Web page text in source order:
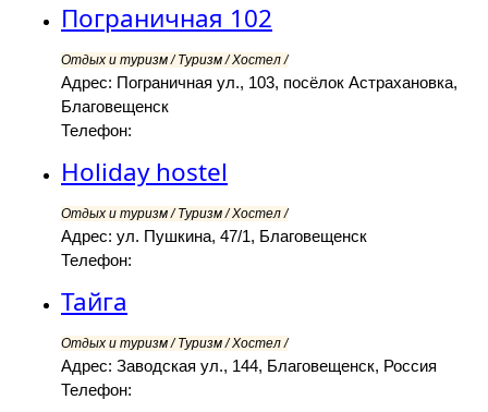
Пограничная 102
Отдых и туризм / Туризм / Хостел /
Адрес: Пограничная ул., 103, посёлок Астрахановка,
Благовещенск
Телефон:
Holiday hostel
Отдых и туризм / Туризм / Хостел /
Адрес: ул. Пушкина, 47/1, Благовещенск
Телефон:
Тайга
Отдых и туризм / Туризм / Хостел /
Адрес: Заводская ул., 144, Благовещенск, Россия
Телефон: